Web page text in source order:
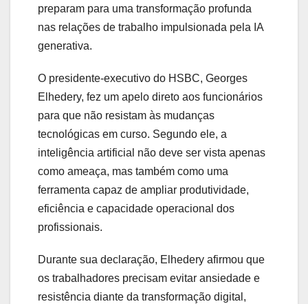
preparam para uma transformação profunda
nas relações de trabalho impulsionada pela IA
generativa.
O presidente-executivo do HSBC, Georges
Elhedery, fez um apelo direto aos funcionários
para que não resistam às mudanças
tecnológicas em curso. Segundo ele, a
inteligência artificial não deve ser vista apenas
como ameaça, mas também como uma
ferramenta capaz de ampliar produtividade,
eficiência e capacidade operacional dos
profissionais.
Durante sua declaração, Elhedery afirmou que
os trabalhadores precisam evitar ansiedade e
resistência diante da transformação digital,